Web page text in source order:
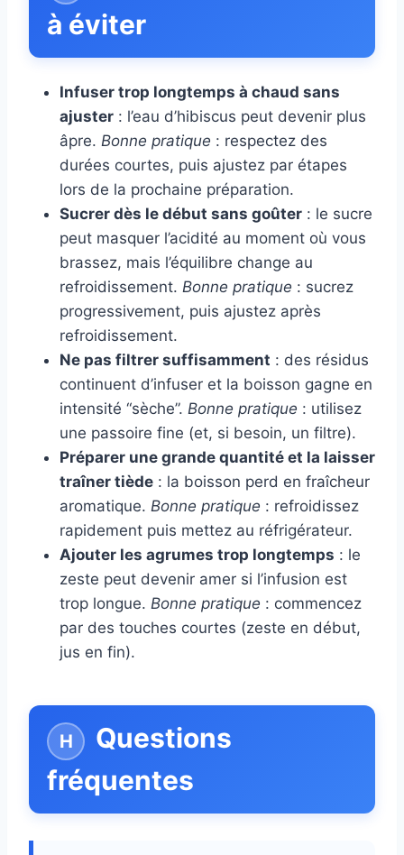
à éviter
Infuser trop longtemps à chaud sans
ajuster : l’eau d’hibiscus peut devenir plus
âpre. Bonne pratique : respectez des
durées courtes, puis ajustez par étapes
lors de la prochaine préparation.
Sucrer dès le début sans goûter : le sucre
peut masquer l’acidité au moment où vous
brassez, mais l’équilibre change au
refroidissement. Bonne pratique : sucrez
progressivement, puis ajustez après
refroidissement.
Ne pas filtrer suffisamment : des résidus
continuent d’infuser et la boisson gagne en
intensité “sèche”. Bonne pratique : utilisez
une passoire fine (et, si besoin, un filtre).
Préparer une grande quantité et la laisser
traîner tiède : la boisson perd en fraîcheur
aromatique. Bonne pratique : refroidissez
rapidement puis mettez au réfrigérateur.
Ajouter les agrumes trop longtemps : le
zeste peut devenir amer si l’infusion est
trop longue. Bonne pratique : commencez
par des touches courtes (zeste en début,
jus en fin).
Questions
fréquentes